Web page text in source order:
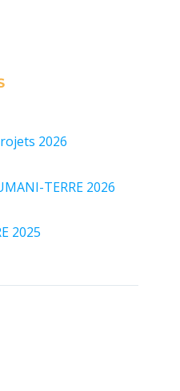
2026
TERRE 2026
2025